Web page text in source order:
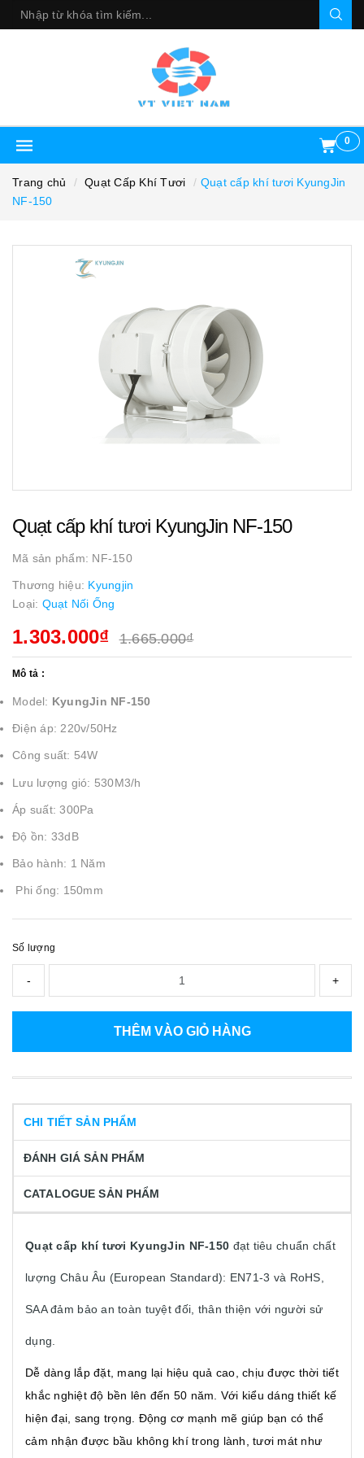
0
Trang chủ Quạt Cấp Khí Tươi
Quạt cấp khí tươi KyungJin
NF-150
Quạt cấp khí tươi KyungJin NF-150
Mã sản phẩm: NF-150
Thương hiệu: Kyungjin
Loại: Quạt Nối Ống
1.303.000₫ 1.665.000₫
Mô tả :
Model: KyungJin NF-150
Điện áp: 220v/50Hz
Công suất: 54W
Lưu lượng gió: 530M3/h
Áp suất: 300Pa
Độ ồn: 33dB
Bảo hành: 1 Năm
Phi ống: 150mm
Số lượng
- +
THÊM VÀO GIỎ HÀNG
CHI TIẾT SẢN PHẨM
ĐÁNH GIÁ SẢN PHẨM
CATALOGUE SẢN PHẨM
Quạt cấp khí tươi KyungJin NF-150 đạt tiêu chuẩn chất
lượng Châu Âu (European Standard): EN71-3 và RoHS,
SAA đảm bảo an toàn tuyệt đối, thân thiện với người sử
dụng.
Dễ dàng lắp đặt, mang lại hiệu quả cao, chịu được thời tiết
khắc nghiệt độ bền lên đến 50 năm. Với kiểu dáng thiết kế
hiện đại, sang trọng. Động cơ mạnh mẽ giúp bạn có thể
cảm nhận được bầu không khí trong lành, tươi mát như